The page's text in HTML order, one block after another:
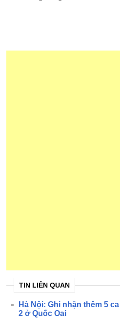
TIN LIÊN QUAN
Hà Nội: Ghi nhận thêm 5
2 ở Quốc Oai